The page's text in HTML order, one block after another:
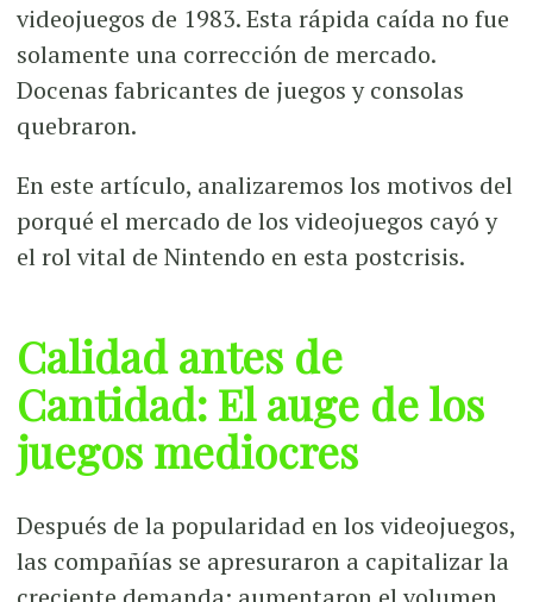
videojuegos de 1983. Esta rápida caída no fue
solamente una corrección de mercado.
Docenas fabricantes de juegos y consolas
quebraron.
En este artículo, analizaremos los motivos del
porqué el mercado de los videojuegos cayó y
el rol vital de Nintendo en esta postcrisis.
Calidad antes de
Cantidad: El auge de los
juegos mediocres
Después de la popularidad en los videojuegos,
las compañías se apresuraron a capitalizar la